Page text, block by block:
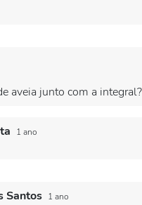
aveia junto com a integral?
1 ano
Santos 1 ano